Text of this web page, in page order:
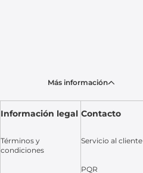
Más información
Información legal
Términos y
condiciones
Contacto
Servicio al cliente
PQR